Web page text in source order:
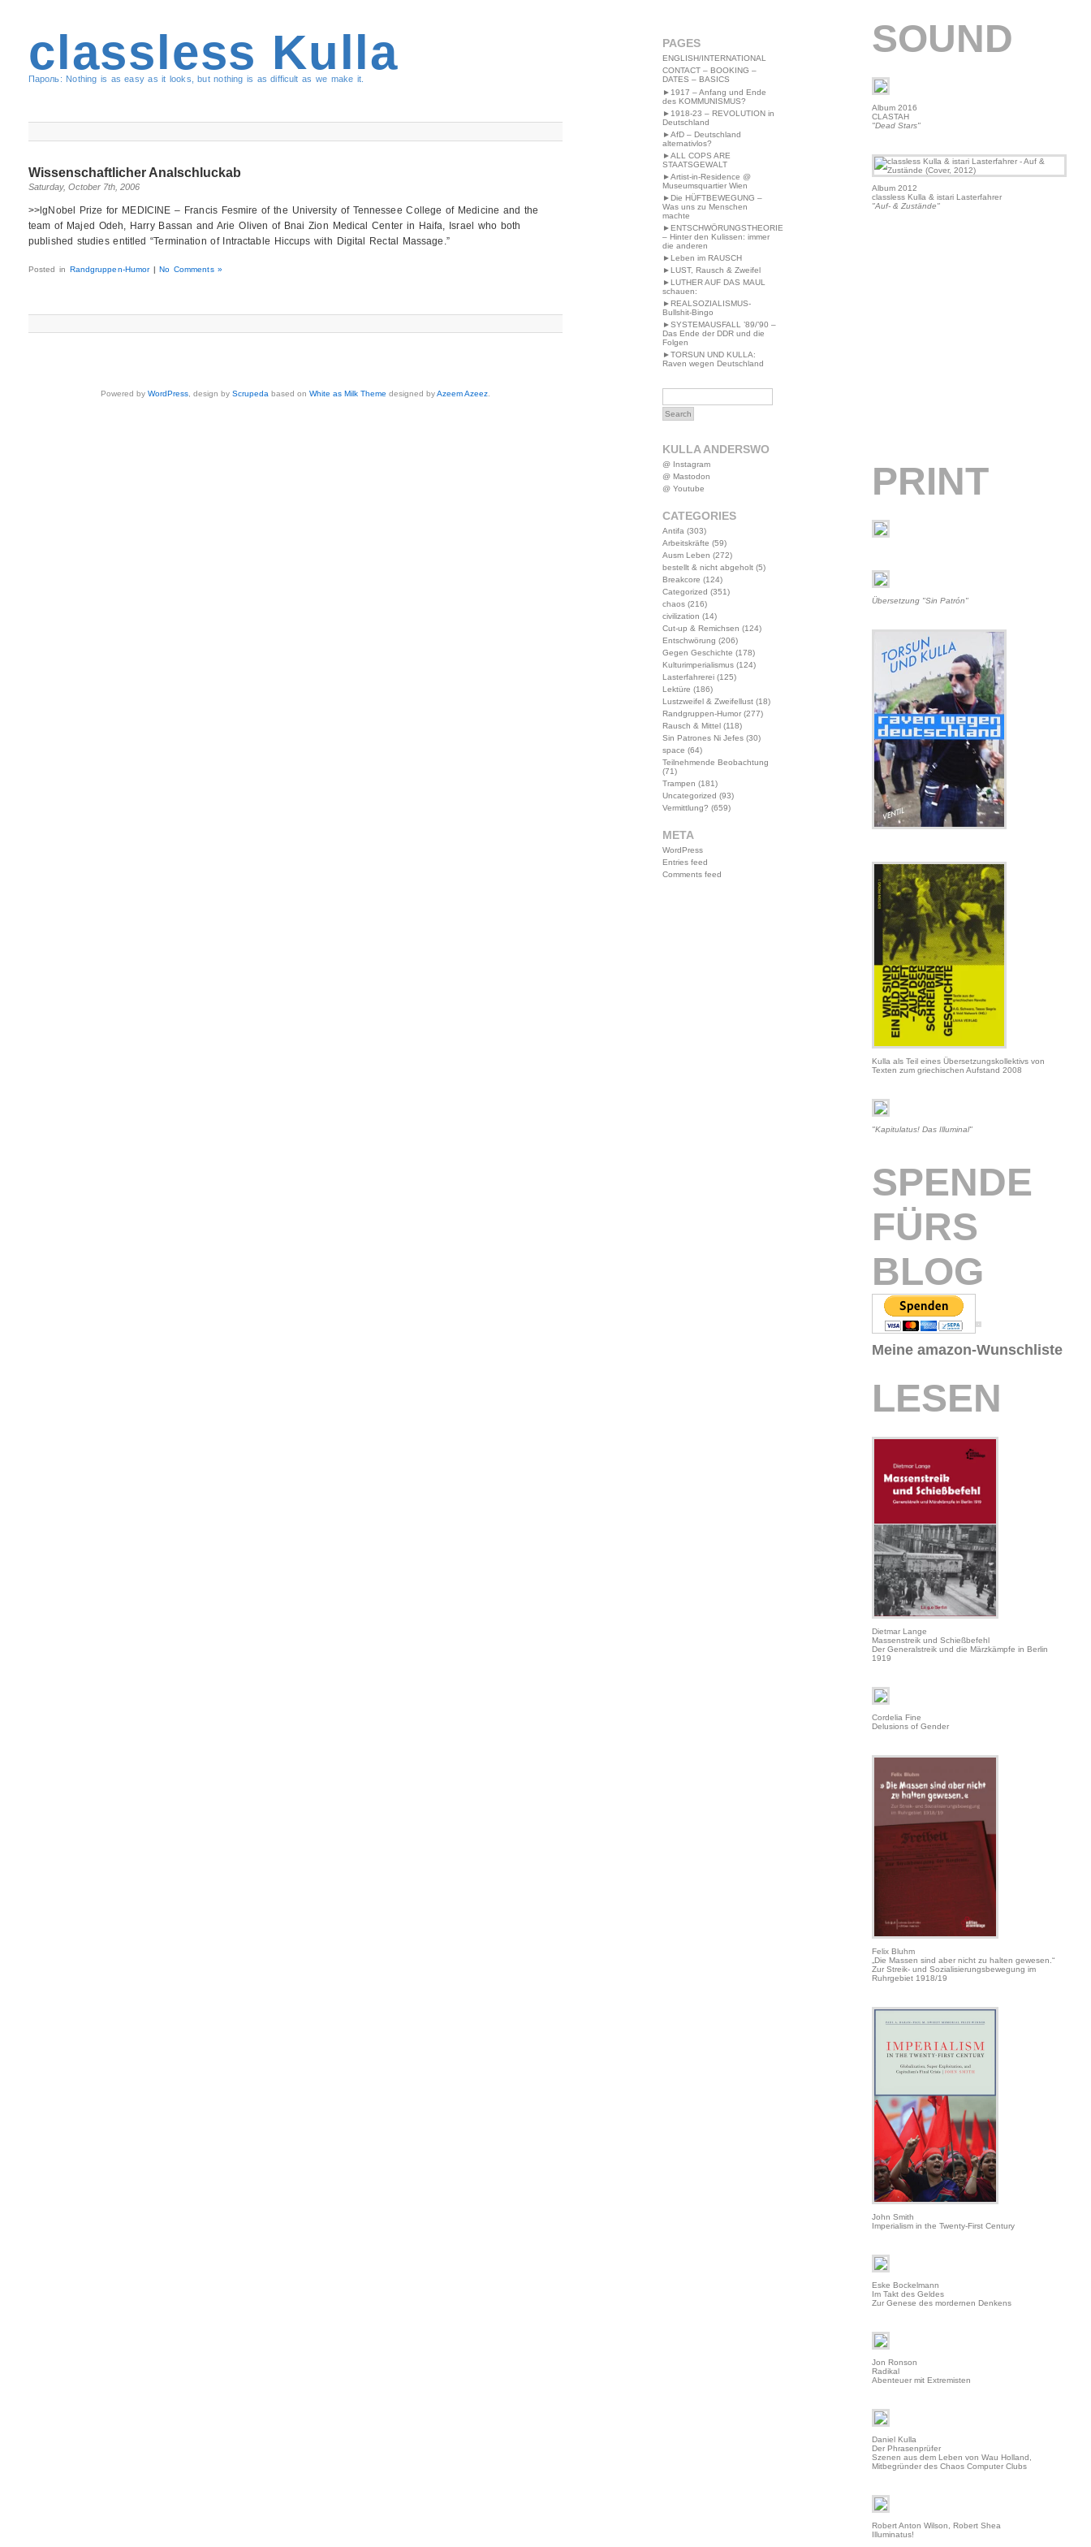
classless Kulla
Пароль: Nothing is as easy as it looks, but nothing is as difficult as we make it.
Wissenschaftlicher Analschluckab
Saturday, October 7th, 2006
>>lgNobel Prize for MEDICINE – Francis Fesmire of the University of Tennessee College of Medicine and the
team of Majed Odeh, Harry Bassan and Arie Oliven of Bnai Zion Medical Center in Haifa, Israel who both
published studies entitled “Termination of Intractable Hiccups with Digital Rectal Massage.”
Posted in Randgruppen-Humor | No Comments »
Powered byWordPress , design byScrupeda based onWhite as Milk Theme designed byAzeem Azeez
PAGES
ENGLISH/INTERNATIONAL
CONTACT – BOOKING –
DATES – BASICS
►1917 – Anfang und Ende
des KOMMUNISMUS?
►1918-23 – REVOLUTION in
Deutschland
►AfD – Deutschland
alternativlos?
►ALL COPS ARE
STAATSGEWALT
►Artist-in-Residence @
Museumsquartier Wien
►Die HÜFTBEWEGUNG –
Was uns zu Menschen
machte
►ENTSCHWÖRUNGSTHEORIE
– Hinter den Kulissen: immer
die anderen
►Leben im RAUSCH
►LUST, Rausch & Zweifel
►LUTHER AUF DAS MAUL
schauen:
►REALSOZIALISMUS-
Bullshit-Bingo
►SYSTEMAUSFALL ’89/’90 –
Das Ende der DDR und die
Folgen
►TORSUN UND KULLA:
Raven wegen Deutschland
KULLA ANDERSWO
@ Instagram
@ Mastodon
@ Youtube
CATEGORIES
Antifa (303)
Arbeitskräfte (59)
Ausm Leben (272)
bestellt & nicht abgeholt(5)
Breakcore (124)
Categorized (351)
chaos(216)
civilization (14)
Cut-up & Remichsen (124)
Entschwörung (206)
Gegen Geschichte (178)
Kulturimperialismus(124)
Lasterfahrerei(125)
Lektüre (186)
Lustzweifel & Zweifellust(18)
Randgruppen-Humor(277)
Rausch & Mittel(118)
Sin Patrones Ni Jefes(30)
space (64)
Teilnehmende Beobachtung
(71)
Trampen (181)
Uncategorized (93)
Vermittlung? (659)
META
WordPress
Entries feed
Comments feed
SOUND
Album 2016
CLASTAH
"Dead Stars"
Album 2012
classless Kulla & istari Lasterfahrer
"Auf- & Zustände"
PRINT
Übersetzung "Sin Patrón"
Kulla als Teil eines Übersetzungskollektivs von
Texten zum griechischen Aufstand 2008
"Kapitulatus! Das Illuminal"
SPENDE
FÜRS
BLOG
Meine amazon-Wunschliste
LESEN
Dietmar Lange
Massenstreik und Schießbefehl
Der Generalstreik und die Märzkämpfe in Berlin
1919
Cordelia Fine
Delusions of Gender
Felix Bluhm
„Die Massen sind aber nicht zu halten gewesen.“
Zur Streik- und Sozialisierungsbewegung im
Ruhrgebiet 1918/19
John Smith
Imperialism in the Twenty-First Century
Eske Bockelmann
Im Takt des Geldes
Zur Genese des mordernen Denkens
Jon Ronson
Radikal
Abenteuer mit Extremisten
Daniel Kulla
Der Phrasenprüfer
Szenen aus dem Leben von Wau Holland,
Mitbegründer des Chaos Computer Clubs
Robert Anton Wilson, Robert Shea
Illuminatus!